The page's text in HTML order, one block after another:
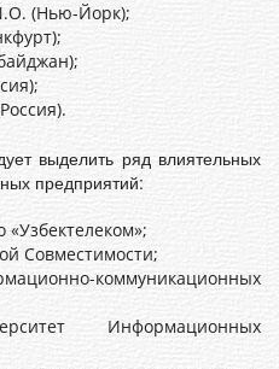
(Нью-Йорк);
выделить ряд влиятельных
предприятий:
Совместимости;
коммуникационных
Информационных